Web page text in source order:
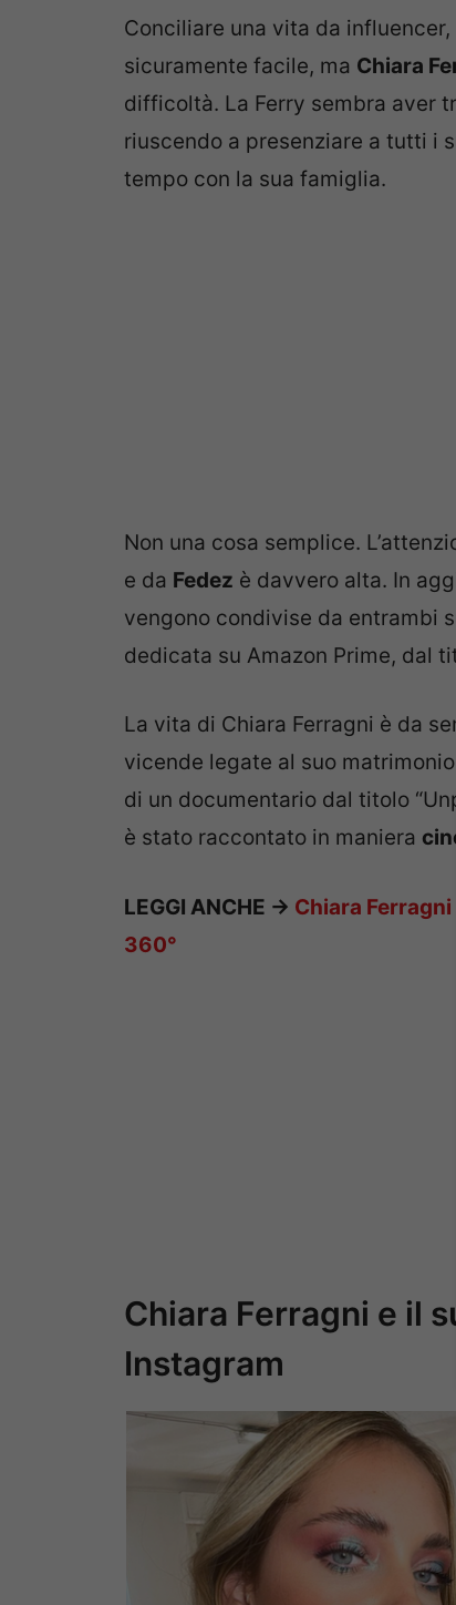
Conciliare una vita da
sicuramente facile, ma Chiara
difficoltà. La Ferry sembra aver
riuscendo a presenziare a tutti i
tempo con la sua famiglia.
Non una cosa semplice.
e da Fedez è davvero alta. In
vengono condivise da entrambi
dedicata su Amazon Prime, dal
La vita di Chiara Ferragni è da
vicende legate al suo
di un documentario dal titolo
è stato raccontato in maniera
LEGGI ANCHE -> Chiara
360°
Chiara Ferragni e il
Instagram